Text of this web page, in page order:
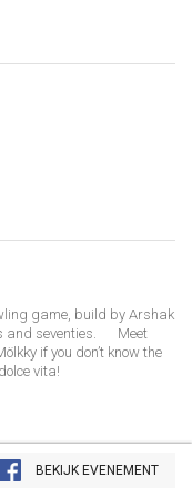
game, build by Arshak
and seventies. Meet
if you don’t know the
vita!
BEKIJK EVENEMENT